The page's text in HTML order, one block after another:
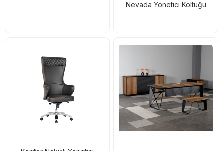
Nevada Yönetici Koltuğu